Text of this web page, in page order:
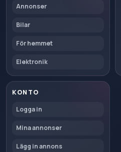
Annonser
Bilar
För hemmet
Elektronik
KONTO
Logga in
Mina annonser
Lägg in annons